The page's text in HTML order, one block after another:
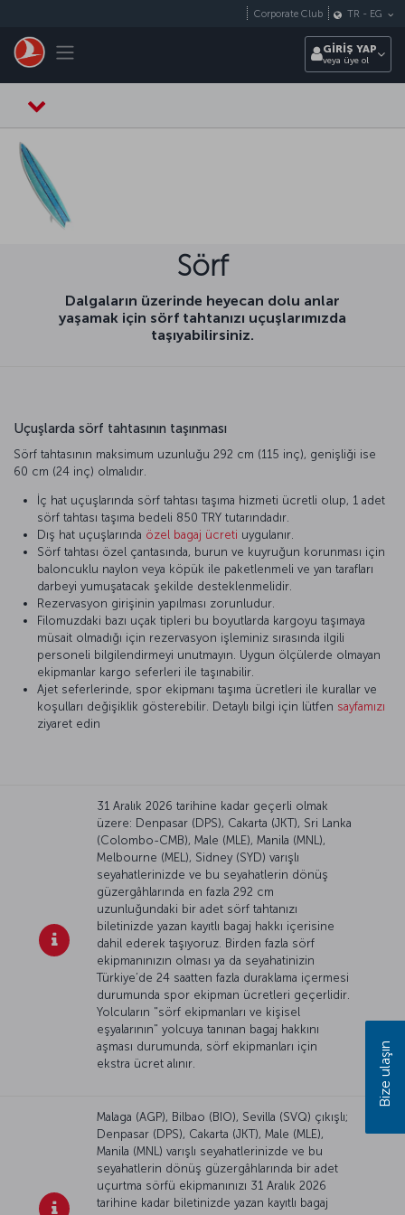
Toggle navigation
Corporate Club TR - EG
GİRİŞ YAP
veya üye ol
Sörf
Dalgaların üzerinde heyecan dolu anlar
yaşamak için sörf tahtanızı uçuşlarımızda
taşıyabilirsiniz.
Uçuşlarda sörf tahtasının taşınması
Sörf tahtasının maksimum uzunluğu 292 cm (115 inç), genişliği ise
60 cm (24 inç) olmalıdır.
İç hat uçuşlarında sörf tahtası taşıma hizmeti ücretli olup, 1 adet
sörf tahtası taşıma bedeli 850 TRY tutarındadır.
Dış hat uçuşlarında özel bagaj ücreti uygulanır.
Sörf tahtası özel çantasında, burun ve kuyruğun korunması için
baloncuklu naylon veya köpük ile paketlenmeli ve yan tarafları
darbeyi yumuşatacak şekilde desteklenmelidir.
Rezervasyon girişinin yapılması zorunludur.
Filomuzdaki bazı uçak tipleri bu boyutlarda kargoyu taşımaya
müsait olmadığı için rezervasyon işleminiz sırasında ilgili
personeli bilgilendirmeyi unutmayın. Uygun ölçülerde olmayan
ekipmanlar kargo seferleri ile taşınabilir.
Ajet seferlerinde, spor ekipmanı taşıma ücretleri ile kurallar ve
koşulları değişiklik gösterebilir. Detaylı bilgi için lütfen sayfamızı
ziyaret edin
31 Aralık 2026 tarihine kadar geçerli olmak
üzere: Denpasar (DPS), Cakarta (JKT), Sri Lanka
(Colombo-CMB), Male (MLE), Manila (MNL),
Melbourne (MEL), Sidney (SYD) varışlı
seyahatlerinizde ve bu seyahatlerin dönüş
güzergâhlarında en fazla 292 cm
uzunluğundaki bir adet sörf tahtanızı
biletinizde yazan kayıtlı bagaj hakkı içerisine
dahil ederek taşıyoruz. Birden fazla sörf
ekipmanınızın olması ya da seyahatinizin
Türkiye’de 24 saatten fazla duraklama içermesi
durumunda spor ekipman ücretleri geçerlidir.
Yolcuların "sörf ekipmanları ve kişisel
eşyalarının" yolcuya tanınan bagaj hakkını
aşması durumunda, sörf ekipmanları için
ekstra ücret alınır.
Malaga (AGP), Bilbao (BIO), Sevilla (SVQ) çıkışlı;
Denpasar (DPS), Cakarta (JKT), Male (MLE),
Manila (MNL) varışlı seyahatlerinizde ve bu
seyahatlerin dönüş güzergâhlarında bir adet
uçurtma sörfü ekipmanınızı 31 Aralık 2026
tarihine kadar biletinizde yazan kayıtlı bagaj
Bize ulaşın